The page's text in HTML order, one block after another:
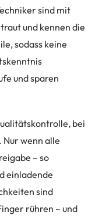
sind mit
und kennen die
sodass keine
und sparen
bei
wenn alle
– so
einladende
sind
rühren – und